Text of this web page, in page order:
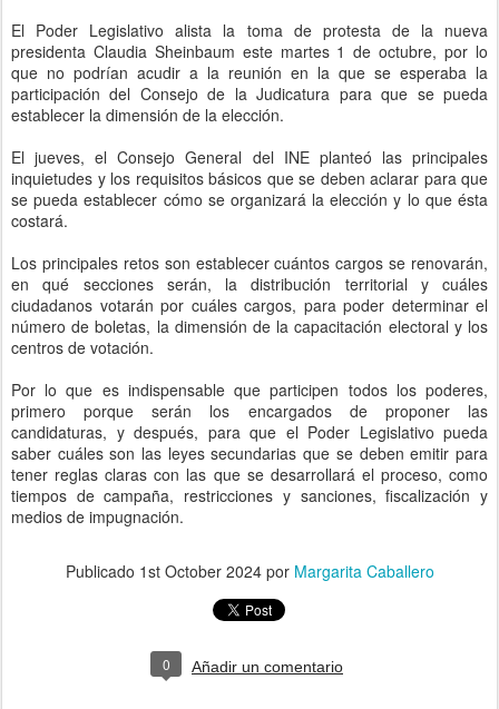
El Poder Legislativo alista la toma de protesta de la nueva
presidenta Claudia Sheinbaum este martes 1 de octubre, por lo
que no podrían acudir a la reunión en la que se esperaba la
participación del Consejo de la Judicatura para que se pueda
establecer la dimensión de la elección.
El jueves, el Consejo General del INE planteó las principales
inquietudes y los requisitos básicos que se deben aclarar para que
se pueda establecer cómo se organizará la elección y lo que ésta
costará.
Los principales retos son establecer cuántos cargos se renovarán,
en qué secciones serán, la distribución territorial y cuáles
ciudadanos votarán por cuáles cargos, para poder determinar el
número de boletas, la dimensión de la capacitación electoral y los
centros de votación.
Por lo que es indispensable que participen todos los poderes,
primero porque serán los encargados de proponer las
candidaturas, y después, para que el Poder Legislativo pueda
saber cuáles son las leyes secundarias que se deben emitir para
tener reglas claras con las que se desarrollará el proceso, como
tiempos de campaña, restricciones y sanciones, fiscalización y
medios de impugnación.
Publicado 1st October 2024por Margarita Caballero
0 Añadir un comentario